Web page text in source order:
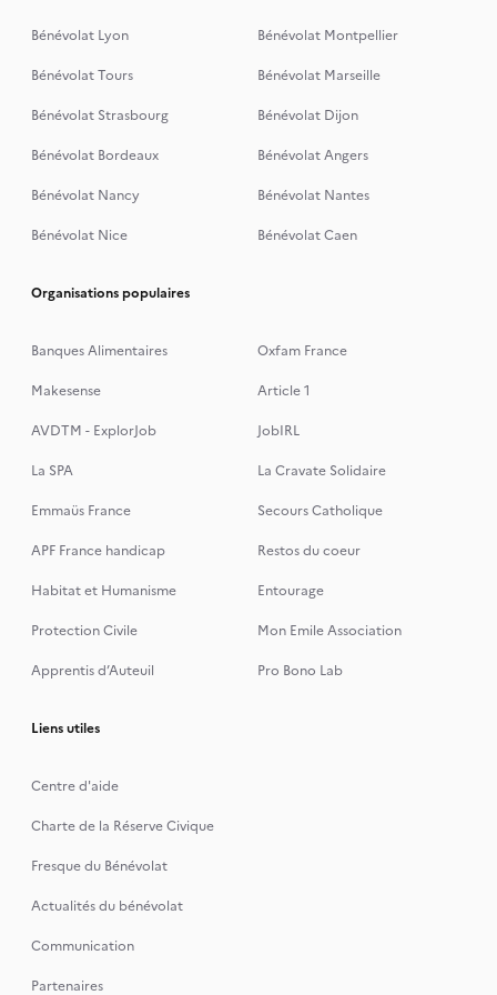
Bénévolat Lyon
Bénévolat Montpellier
Bénévolat Tours
Bénévolat Marseille
Bénévolat Strasbourg
Bénévolat Dijon
Bénévolat Bordeaux
Bénévolat Angers
Bénévolat Nancy
Bénévolat Nantes
Bénévolat Nice
Bénévolat Caen
Organisations populaires
Banques Alimentaires
Oxfam France
Makesense
Article 1
AVDTM - ExplorJob
JobIRL
La SPA
La Cravate Solidaire
Emmaüs France
Secours Catholique
APF France handicap
Restos du coeur
Habitat et Humanisme
Entourage
Protection Civile
Mon Emile Association
Apprentis d’Auteuil
Pro Bono Lab
Liens utiles
Centre d'aide
Charte de la Réserve Civique
Fresque du Bénévolat
Actualités du bénévolat
Communication
Partenaires